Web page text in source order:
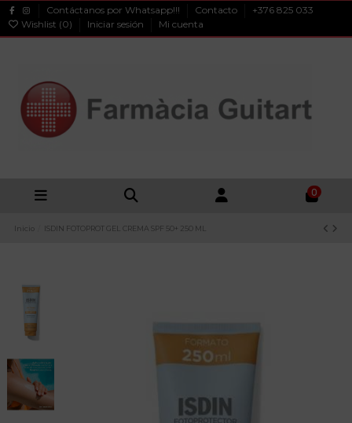
Contáctanos por Whatsapp!!! Contacto
+376 825 033
Wishlist (0) Iniciar sesión Mi cuenta
0
Inicio ISDIN FOTOPROT GEL CREMA SPF 50+ 250 ML